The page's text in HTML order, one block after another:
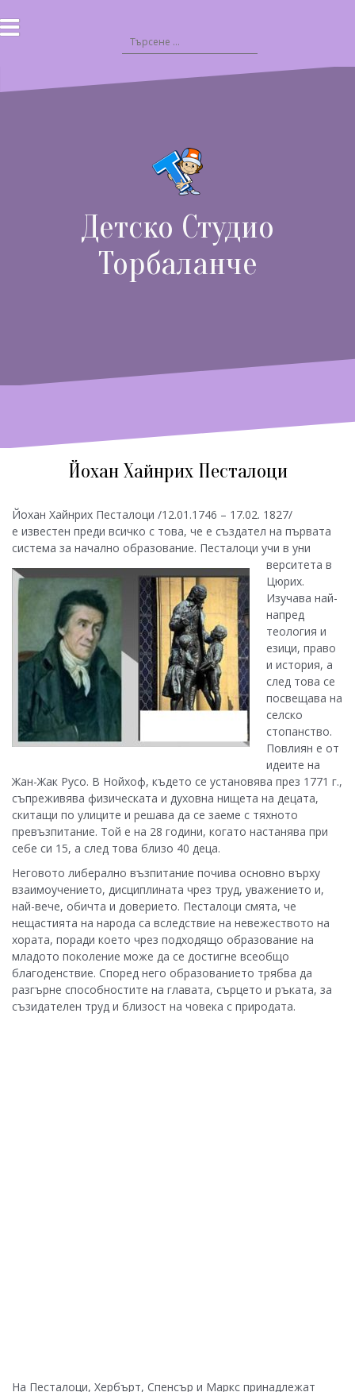
съдържанието
Търсене
за:
Детско Студио
Торбаланче
Йохан Хайнрих Песталоци
Йохан Хайнрих Песталоци /12.01.1746 – 17.02. 1827/
е известен преди всичко с това, че е създател на първата
система за начално образование. Песталоци учи в уни
верситета в
Цюрих.
Изучава най-
напред
теология и
езици, право
и история, а
след това се
посвещава на
селско
стопанство.
Повлиян е от
идеите на
Жан-Жак Русо. В Нойхоф, където се установява през 1771 г.,
съпреживява физическата и духовна нищета на децата,
скитащи по улиците и решава да се заеме с тяхното
превъзпитание. Той е на 28 години, когато настанява при
себе си 15, а след това близо 40 деца.
Неговото либерално възпитание почива основно върху
взаимоучението, дисциплината чрез труд, уважението и,
най-вече, обичта и доверието. Песталоци смята, че
нещастията на народа са вследствие на невежеството на
хората, поради което чрез подходящо образование на
младото поколение може да се достигне всеобщо
благоденствие. Според него образованието трябва да
разгърне способностите на главата, сърцето и ръката, за
съзидателен труд и близост на човека с природата.
На Песталоци, Хербърт, Спенсър и Маркс принадлежат